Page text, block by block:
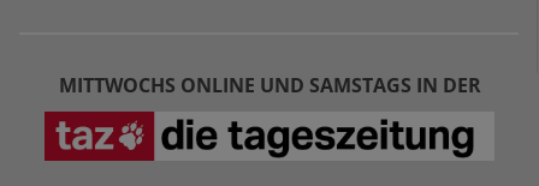
MITTWOCHS ONLINE UND SAMSTAGS IN DER